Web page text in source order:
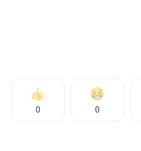
0 0